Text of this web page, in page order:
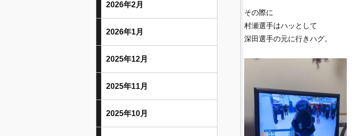
その際に
村瀬選手はハッとして
深田選手の元に行きハグ。
2026年2月
2026年1月
2025年12月
2025年11月
2025年10月